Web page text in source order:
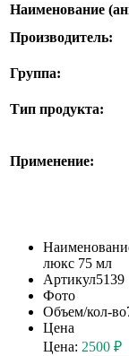
Наименование
Производитель:
Группа:
Тип продукта:
Применение:
люкс 75 мл
Артикул5139
Фото
Объем/кол-во
Цена
Цена: 2500 ₽